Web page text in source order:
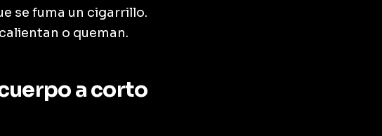
se fuma un cigarrillo.
o queman.
a corto